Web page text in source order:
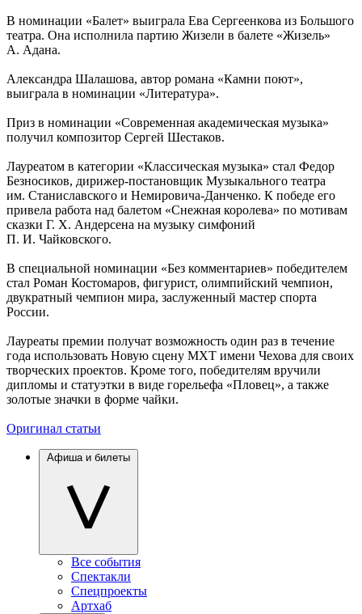
В номинации «Балет» выиграла Ева Сергеенкова из Большого
театра. Она исполнила партию Жизели в балете «Жизель»
А. Адана.
Александра Шалашова, автор романа «Камни поют»,
выиграла в номинации «Литература».
Приз в номинации «Современная академическая музыка»
получил композитор Сергей Шестаков.
Лауреатом в категории «Классическая музыка» стал Федор
Безносиков, дирижер-постановщик Музыкального театра
им. Станиславского и Немировича-Данченко. К победе его
привела работа над балетом «Снежная королева» по мотивам
сказки Г. Х. Андерсена на музыку симфоний
П. И. Чайковского.
В специальной номинации «Без комментариев» победителем
стал Роман Костомаров, фигурист, олимпийский чемпион,
двукратный чемпион мира, заслуженный мастер спорта
России.
Лауреаты премии получат возможность один раз в течение
года использовать Новую сцену МХТ имени Чехова для своих
творческих проектов. Кроме того, победителям вручили
дипломы и статуэтки в виде горельефа «Пловец», а также
золотые значки в форме чайки.
Оригинал статьи
Афиша и билеты
Все события
Спектакли
Спецпроекты
Артхаб